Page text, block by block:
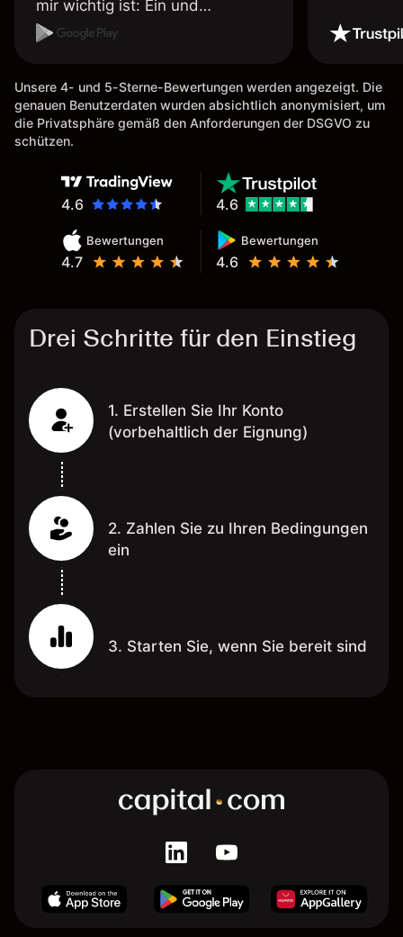
mir wichtig ist: Ein und
Auszahlungen per Kreditkarte
möglich. Berichte, Auszüge OK.
Eine Diagrammfunktion wie es
bei Naga ist wäre
Unsere 4- und 5-Sterne-Bewertungen werden angezeigt. Die
genauen Benutzerdaten wurden absichtlich anonymisiert, um
die Privatsphäre gemäß den Anforderungen der DSGVO zu
schützen.
4.6
Bewertungen
4.7
Bewertungen
4.6
4.6
Drei Schritte für den Einstieg
1. Erstellen Sie Ihr Konto
(vorbehaltlich der Eignung)
2. Zahlen Sie zu Ihren Bedingungen
ein
3. Starten Sie, wenn Sie bereit sind